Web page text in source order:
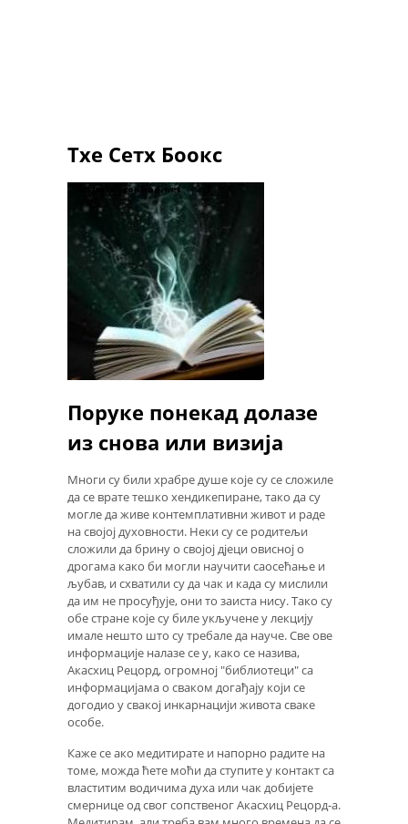
Тхе Сетх Боокс
Поруке понекад долазе
из снова или визија
Многи су били храбре душе које су се сложиле
да се врате тешко хендикепиране, тако да су
могле да живе контемплативни живот и раде
на својој духовности. Неки су се родитељи
сложили да брину о својој дјеци овисној о
дрогама како би могли научити саосећање и
љубав, и схватили су да чак и када су мислили
да им не просуђује, они то заиста нису. Тако су
обе стране које су биле укључене у лекцију
имале нешто што су требале да науче. Све ове
информације налазе се у, како се назива,
Акасхиц Рецорд, огромној "библиотеци" са
информацијама о сваком догађају који се
догодио у свакој инкарнацији живота сваке
особе.
Каже се ако медитирате и напорно радите на
томе, можда ћете моћи да ступите у контакт са
властитим водичима духа или чак добијете
смернице од свог сопственог Акасхиц Рецорд-а.